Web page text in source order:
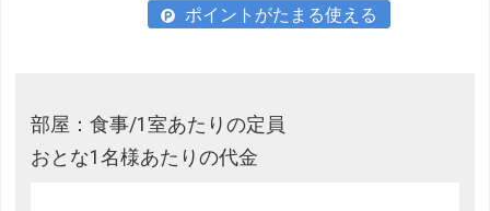
ポイントがたまる使える
部屋：食事/1室あたりの定員
おとな1名様あたりの代金